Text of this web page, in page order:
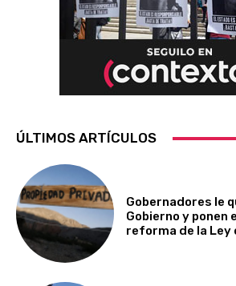
ÚLTIMOS ARTÍCULOS
Gobernadores le
Gobierno y ponen
reforma de la Ley